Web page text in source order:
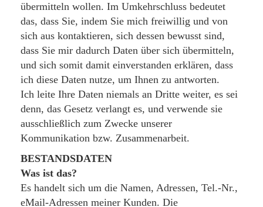
übermitteln wollen. Im Umkehrschluss bedeutet
das, dass Sie, indem Sie mich freiwillig und von
sich aus kontaktieren, sich dessen bewusst sind,
dass Sie mir dadurch Daten über sich übermitteln,
und sich somit damit einverstanden erklären, dass
ich diese Daten nutze, um Ihnen zu antworten.
Ich leite Ihre Daten niemals an Dritte weiter, es sei
denn, das Gesetz verlangt es, und verwende sie
ausschließlich zum Zwecke unserer
Kommunikation bzw. Zusammenarbeit.
BESTANDSDATEN
Was ist das?
Es handelt sich um die Namen, Adressen, Tel.-Nr.,
eMail-Adressen meiner Kunden. Die